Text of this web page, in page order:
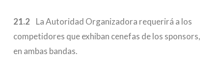
21.2 La Autoridad Organizadora requerirá a los
competidores que exhiban cenefas de los sponsors,
en ambas bandas.